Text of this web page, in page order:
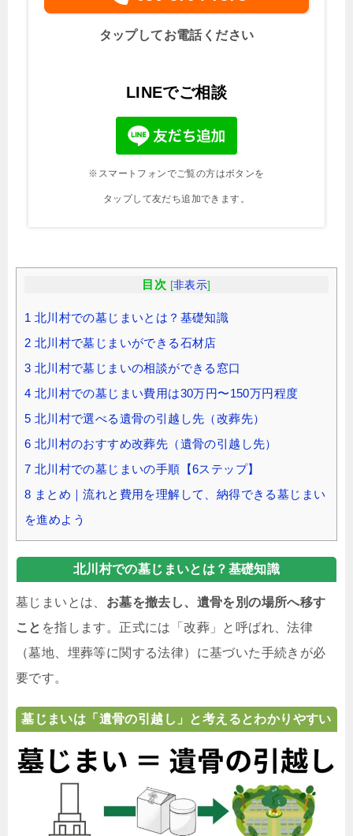
タップしてお電話ください
LINEでご相談
※スマートフォンでご覧の方はボタンを
タップして友だち追加できます。
目次 [非表示]
1 北川村での墓じまいとは？基礎知識
2 北川村で墓じまいができる石材店
3 北川村で墓じまいの相談ができる窓口
4 北川村での墓じまい費用は30万円〜150万円程度
5 北川村で選べる遺骨の引越し先（改葬先）
6 北川村のおすすめ改葬先（遺骨の引越し先）
7 北川村での墓じまいの手順【6ステップ】
8 まとめ｜流れと費用を理解して、納得できる墓じまい
を進めよう
北川村での墓じまいとは？基礎知識
墓じまいとは、 お墓を撤去し、遺骨を別の場所へ移す
こと を指します。正式には「改葬」と呼ばれ、法律
（墓地、埋葬等に関する法律）に基づいた手続きが必
要です。
墓じまいは「遺骨の引越し」と考えるとわかりやすい